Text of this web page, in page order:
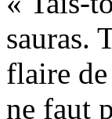
sauras.
flaire
ne faut